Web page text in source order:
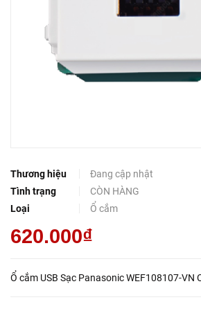
Thương hiệu
Đang cập nhật
Tình trạng
CÒN HÀNG
Loại
Ổ cắm
620.000₫
Ổ cắm USB Sạc Panasonic WEF108107-VN